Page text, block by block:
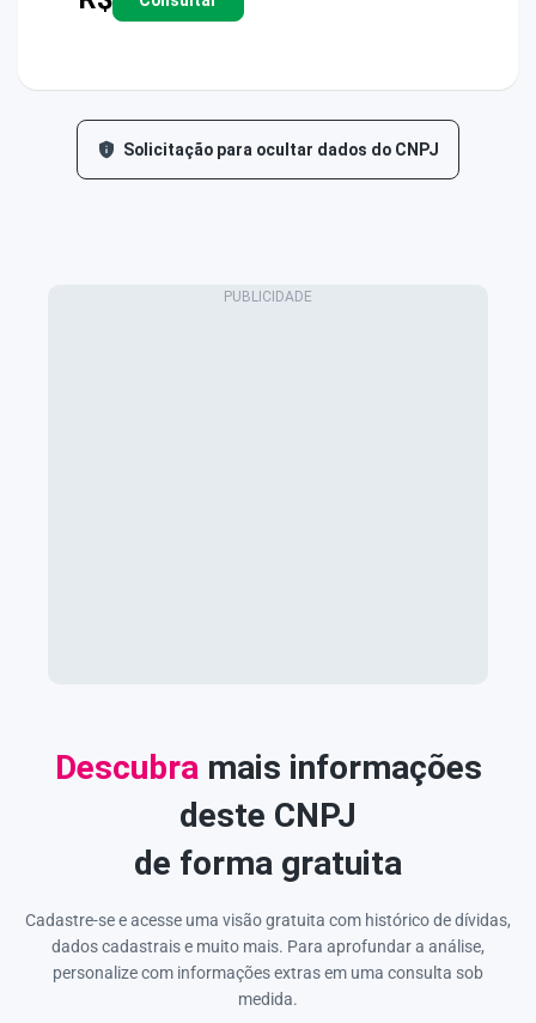
Solicitação para ocultar dados do CNPJ
Descubramais informações
deste CNPJ
de forma gratuita
Cadastre-se e acesse uma visão gratuita com histórico de dívidas,
dados cadastrais e muito mais. Para aprofundar a análise,
personalize com informações extras em uma consulta sob
medida.